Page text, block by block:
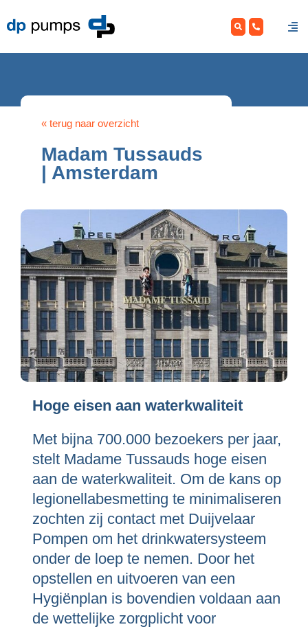
to
content
« terug naar overzicht
Madam Tussauds
| Amsterdam
Hoge eisen aan waterkwaliteit
Met bijna 700.000 bezoekers per jaar,
stelt Madame Tussauds hoge eisen
aan de waterkwaliteit. Om de kans op
legionellabesmetting te minimaliseren
zochten zij contact met Duijvelaar
Pompen om het drinkwatersysteem
onder de loep te nemen. Door het
opstellen en uitvoeren van een
Hygiënplan is bovendien voldaan aan
de wettelijke zorgplicht voor